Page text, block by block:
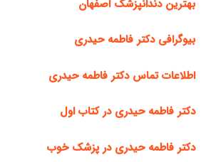
بهترین دندانپزشک اصفهان
بیوگرافی دکتر فاطمه حیدری
اطلاعات تماس دکتر فاطمه حیدری
دکتر فاطمه حیدری در کتاب اول
دکتر فاطمه حیدری در پزشک خوب